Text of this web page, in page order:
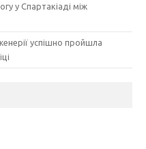
у Спартакіаді між
успішно пройшла